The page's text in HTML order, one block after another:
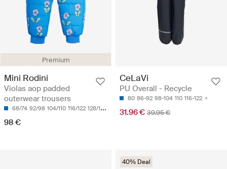
Premium
Mini Rodini
Violas aop padded
outerwear trousers
68/74 92/98 104/110 116/122 128/134
98 €
CeLaVi
PU Overall - Recycle
80 86-92 98-104 110 116-122
31.96 € 39.95 €
40% Deal